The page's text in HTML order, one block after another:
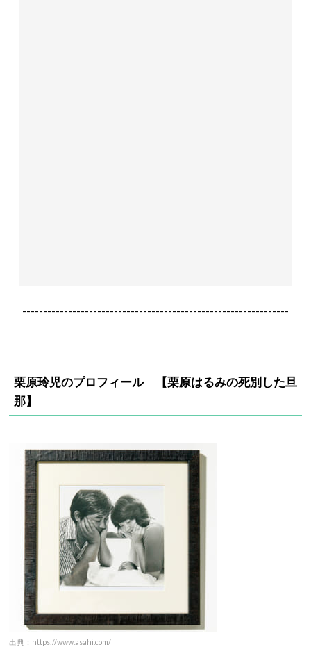
----------------------------------------------------------------
栗原玲児のプロフィール 【栗原はるみの死別した旦
那】
出典：https://www.asahi.com/